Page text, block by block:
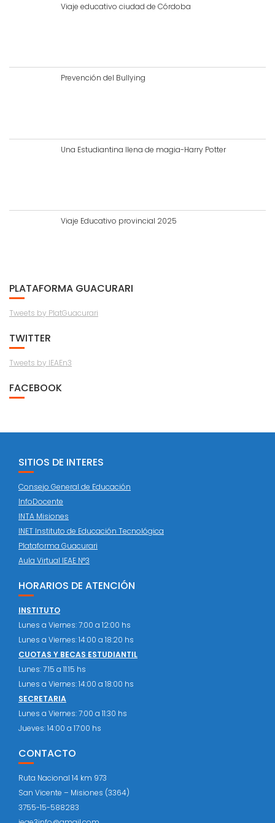
Viaje educativo ciudad de Córdoba
Prevención del Bullying
Una Estudiantina llena de magia-Harry Potter
Viaje Educativo provincial 2025
PLATAFORMA GUACURARI
Tweets by PlatGuacurari
TWITTER
Tweets by IEAEn3
FACEBOOK
SITIOS DE INTERES
Consejo General de Educación
InfoDocente
INTA Misiones
INET Instituto de Educación Tecnológica
Plataforma Guacurari
Aula Virtual IEAE N°3
HORARIOS DE ATENCIÓN
INSTITUTO
Lunes a Viernes: 7:00 a 12:00 hs
Lunes a Viernes: 14:00 a 18:20 hs
CUOTAS Y BECAS ESTUDIANTIL
Lunes: 7:15 a 11:15 hs
Lunes a Viernes: 14:00 a 18:00 hs
SECRETARIA
Lunes a Viernes: 7:00 a 11:30 hs
Jueves: 14:00 a 17:00 hs
CONTACTO
Ruta Nacional 14 km 973
San Vicente – Misiones (3364)
3755-15-588283